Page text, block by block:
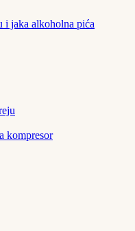
i jaka alkoholna pića
kompresor